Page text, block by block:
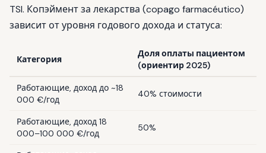
TSI. Копэймент за лекарства (copago farmacéutico)
зависит от уровня годового дохода и статуса:
Категория
Доля оплаты пациентом
(ориентир 2025)
Работающие, доход до ~18
000 €/год
40% стоимости
Работающие, доход 18
000–100 000 €/год
50%